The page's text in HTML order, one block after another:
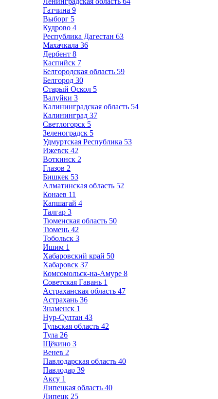
Гатчина 9
Выборг 5
Кудрово 4
Республика Дагестан 63
Махачкала 36
Дербент 8
Каспийск 7
Белгородская область 59
Белгород 30
Старый Оскол 5
Валуйки 3
Калининградская область 54
Калининград 37
Светлогорск 5
Зеленоградск 5
Удмуртская Республика 53
Ижевск 42
Воткинск 2
Глазов 2
Бишкек 53
Алматинская область 52
Конаев 11
Капшагай 4
Талгар 3
Тюменская область 50
Тюмень 42
Тобольск 3
Ишим 1
Хабаровский край 50
Хабаровск 37
Комсомольск-на-Амуре 8
Советская Гавань 1
Астраханская область 47
Астрахань 36
Знаменск 1
Нур-Султан 43
Тульская область 42
Тула 26
Щёкино 3
Венев 2
Павлодарская область 40
Павлодар 39
Аксу 1
Липецкая область 40
Липецк 25